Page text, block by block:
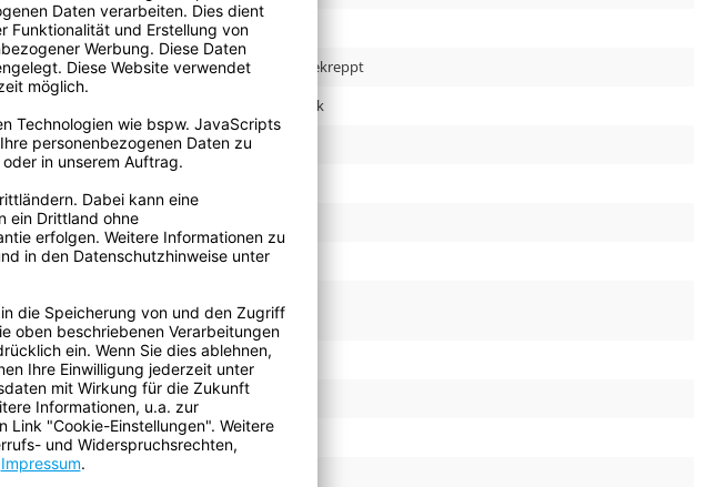
Gesamtdicke:
190.0 µm
Trägermaterial:
Papier, leicht gekreppt
Naturkautschuk
Ursprungsland:
DE
Reißkraft:
Reißdehnung (Prozent):
13, 13 %
Nummer:
Temperaturbeständigkeit:
140 °C
Volumen:
0.47 cm³
Gefahrgut:
false
Batterien sind enthalten: